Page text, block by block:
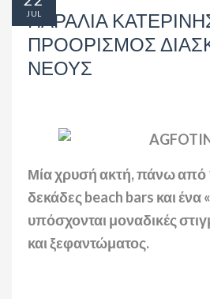
ΠΑΡΑΛΙΑ
ΠΡΟΟΡΙΣΜΟΣ
ΝΕΟΥΣ
Μία χρυσή ακτή, πάνω από
δεκάδες beach bars και ένα
υπόσχονται μοναδικές
και ξεφαντώματος.
JUL